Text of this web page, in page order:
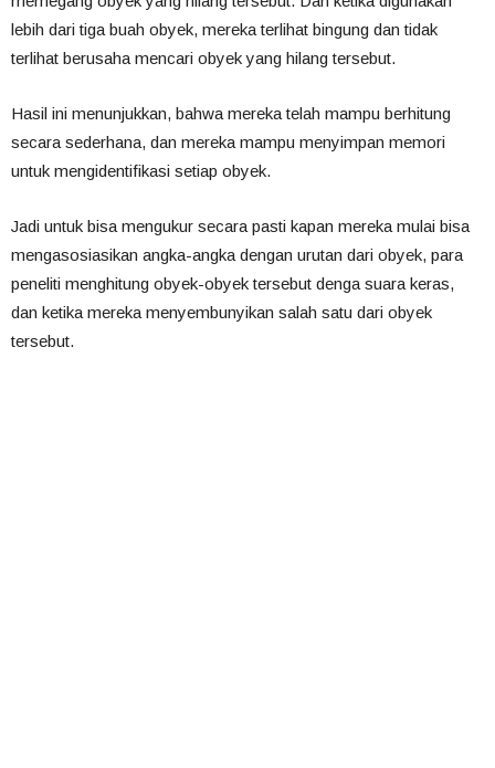
lebih dari tiga buah obyek, mereka terlihat bingung dan tidak
terlihat berusaha mencari obyek yang hilang tersebut.
Hasil ini menunjukkan, bahwa mereka telah mampu berhitung
secara sederhana, dan mereka mampu menyimpan memori
untuk mengidentifikasi setiap obyek.
Jadi untuk bisa mengukur secara pasti kapan mereka mulai bisa
mengasosiasikan angka-angka dengan urutan dari obyek, para
peneliti menghitung obyek-obyek tersebut denga suara keras,
dan ketika mereka menyembunyikan salah satu dari obyek
tersebut.